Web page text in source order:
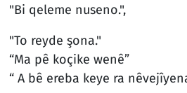
"Bi qeleme nuseno.",
"To reyde şona."
“Ma pê koçike wenê”
“ A bê ereba keye ra